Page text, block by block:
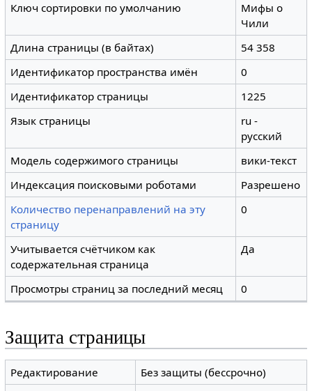
Ключ сортировки по умолчанию
Мифы о
Чили
Длина страницы (в байтах)
54 358
Идентификатор пространства имён
0
Идентификатор страницы
1225
Язык страницы
ru -
русский
Модель содержимого страницы
вики-текст
Индексация поисковыми роботами
Разрешено
Количество перенаправлений на эту
страницу
0
Учитывается счётчиком как
содержательная страница
Да
Просмотры страниц за последний месяц 0
Защита страницы
Редактирование
Без защиты (бессрочно)